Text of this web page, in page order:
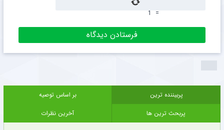
=
1
پربیننده ترین
بر اساس توصیه
پربحث ترین ها
آخرین نظرات